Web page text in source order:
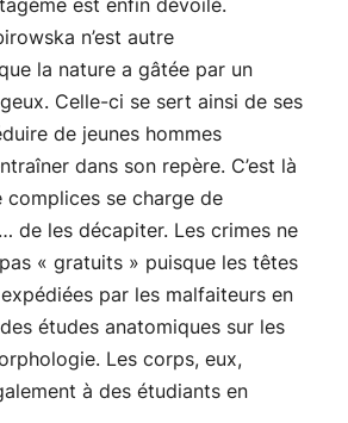
est enfin dévoilé.
n’est autre
la nature a gâtée par un
Celle-ci se sert ainsi de ses
de jeunes hommes
dans son repère. C’est là
complices se charge de
de les décapiter. Les crimes ne
« gratuits » puisque les têtes
par les malfaiteurs en
études anatomiques sur les
Les corps, eux,
à des étudiants en